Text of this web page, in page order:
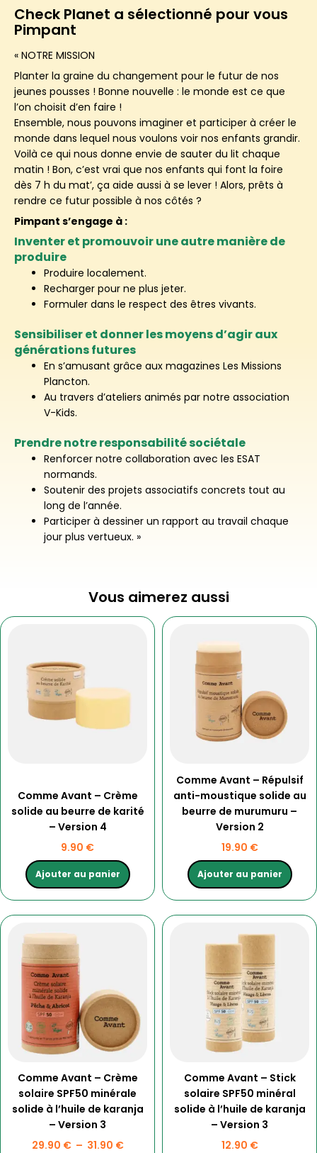
Check Planet a sélectionné pour vous
Pimpant
« NOTRE MISSION
Planter la graine du changement pour le futur de nos
jeunes pousses ! Bonne nouvelle : le monde est ce que
l’on choisit d’en faire !
Ensemble, nous pouvons imaginer et participer à créer le
monde dans lequel nous voulons voir nos enfants grandir.
Voilà ce qui nous donne envie de sauter du lit chaque
matin ! Bon, c’est vrai que nos enfants qui font la foire
dès 7 h du mat’, ça aide aussi à se lever ! Alors, prêts à
rendre ce futur possible à nos côtés ?
Pimpant s’engage à :
Inventer et promouvoir une autre manière de
produire
Produire localement.
Recharger pour ne plus jeter.
Formuler dans le respect des êtres vivants.
Sensibiliser et donner les moyens d’agir aux
générations futures
En s’amusant grâce aux magazines Les Missions
Plancton.
Au travers d’ateliers animés par notre association
V-Kids.
Prendre notre responsabilité sociétale
Renforcer notre collaboration avec les ESAT
normands.
Soutenir des projets associatifs concrets tout au
long de l’année.
Participer à dessiner un rapport au travail chaque
jour plus vertueux. »
Vous aimerez aussi
Comme Avant – Crème
solide au beurre de karité
– Version 4
9.90 €
Ajouter au panier
Comme Avant – Répulsif
anti-moustique solide au
beurre de murumuru –
Version 2
19.90 €
Ajouter au panier
Comme Avant – Crème
solaire SPF50 minérale
solide à l’huile de karanja
– Version 3
29.90 € – 31.90 €
Plage
31.90 €
produit
plusieurs
Les
options
peuvent
être
sur
la
page
du
produit
Comme Avant – Stick
solaire SPF50 minéral
solide à l’huile de karanja
– Version 3
12.90 €